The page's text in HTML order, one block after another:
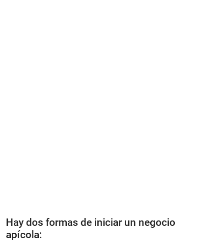
Hay dos formas de iniciar un negocio
apícola: